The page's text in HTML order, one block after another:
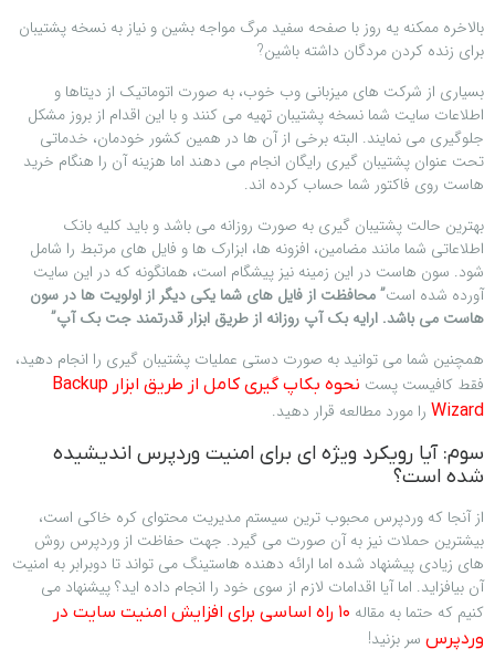
بالاخره ممکنه یه روز با صفحه سفید مرگ مواجه بشین و نیاز به نسخه پشتیبان
برای زنده کردن مردگان داشته باشین?
بسیاری از شرکت های میزبانی وب خوب، به صورت اتوماتیک از دیتاها و
اطلاعات سایت شما نسخه پشتیبان تهیه می کنند و با این اقدام از بروز مشکل
جلوگیری می نمایند. البته برخی از آن ها در همین کشور خودمان، خدماتی
تحت عنوان پشتیبان گیری رایگان انجام می دهند اما هزینه آن را هنگام خرید
هاست روی فاکتور شما حساب کرده اند.
بهترین حالت پشتیبان گیری به صورت روزانه می باشد و باید کلیه بانک
اطلاعاتی شما مانند مضامین، افزونه ها، ابزارک ها و فایل های مرتبط را شامل
شود. سون هاست در این زمینه نیز پیشگام است، همانگونه که در این سایت
آورده شده است” محافظت از فایل های شما یکی دیگر از اولویت ها در سون
هاست می باشد. ارایه بک آپ روزانه از طریق ابزار قدرتمند جت بک آپ”
همچنین شما می توانید به صورت دستی عملیات پشتیبان گیری را انجام دهید،
فقط کافیست پست
نحوه بکاپ گیری کامل از طریق ابزار Backup
Wizard را مورد مطالعه قرار دهید.
سوم: آیا رویکرد ویژه ای برای امنیت وردپرس اندیشیده
شده است؟
از آنجا که وردپرس محبوب ترین سیستم مدیریت محتوای کره خاکی است،
بیشترین حملات نیز به آن صورت می گیرد. جهت حفاظت از وردپرس روش
های زیادی پیشنهاد شده اما ارائه دهنده هاستینگ می تواند تا دوبرابر به امنیت
آن بیافزاید. اما آیا اقدامات لازم از سوی خود را انجام داده اید؟ پیشنهاد می
کنیم که حتما به مقاله
۱۰ راه اساسی برای افزایش امنیت سایت در
وردپرس سر بزنید!